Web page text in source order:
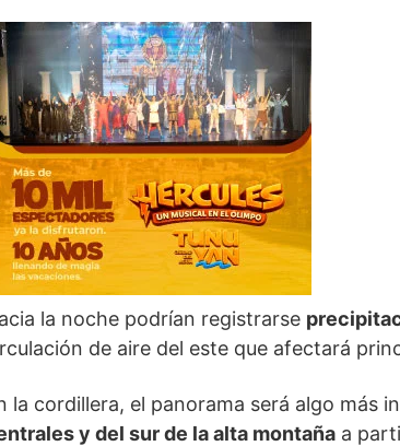
la noche podrían registrarse
de aire del este que afectará
la cordillera, el panorama será algo más
y del sur de la alta montaña a